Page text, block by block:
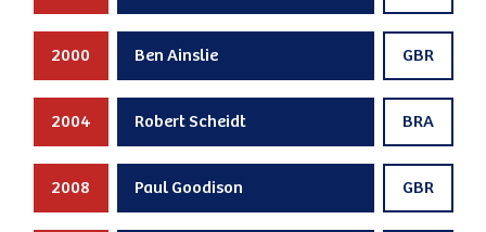
2000 Ben Ainslie GBR
2004 Robert Scheidt BRA
2008 Paul Goodison GBR